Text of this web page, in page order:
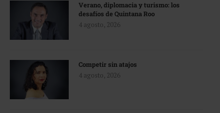
Verano, diplomacia y turismo: los
desafíos de Quintana Roo
4 agosto, 2026
Competir sin atajos
4 agosto, 2026